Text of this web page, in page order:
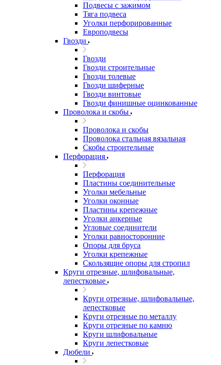
Подвесы с зажимом
Тяга подвеса
Уголки перфорированные
Европодвесы
Гвозди
Гвозди
Гвозди строительные
Гвозди толевые
Гвозди шиферные
Гвозди винтовые
Гвозди финишные оцинкованные
Проволока и скобы
Проволока и скобы
Проволока стальная вязальная
Скобы строительные
Перфорация
Перфорация
Пластины соединительные
Уголки мебельные
Уголки оконные
Пластины крепежные
Уголки анкерные
Угловые соединители
Уголки равносторонние
Опоры для бруса
Уголки крепежные
Скользящие опоры для стропил
Круги отрезные, шлифовальные,
лепестковые
Круги отрезные, шлифовальные,
лепестковые
Круги отрезные по металлу
Круги отрезные по камню
Круги шлифовальные
Круги лепестковые
Дюбели